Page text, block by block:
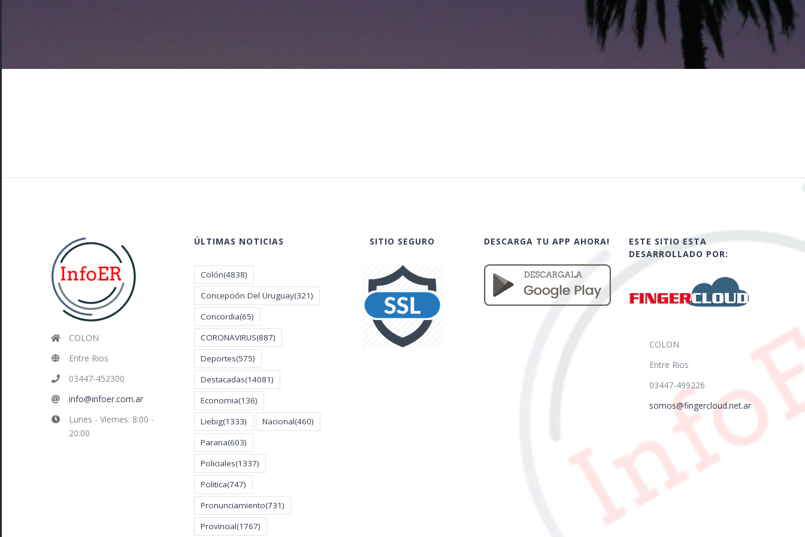
COLON
Entre Rios
03447-452300
info@infoer.com.ar
Lunes - Viernes: 8:00 -
20:00
ÚLTIMAS NOTICIAS
Colón(4838)
Concepción Del Uruguay(321)
Concordia(65)
CORONAVIRUS(887)
Deportes(575)
Destacadas(14081)
Economia(136)
Liebig(1333) Nacional(460)
Parana(603)
Policiales(1337)
Politica(747)
Pronunciamiento(731)
Provincial(1767)
SITIO SEGURO DESCARGA TU APP AHORA!
ESTE SITIO ESTA
DESARROLLADO POR:
COLON
Entre Rios
03447-499226
somos@fingercloud.net.ar